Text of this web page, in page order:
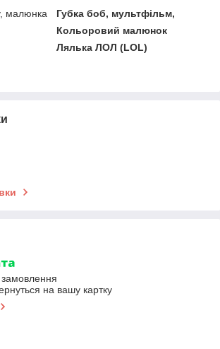
малюнка
Губка боб, мультфільм,
Кольоровий малюнок
Лялька ЛОЛ (LOL)
на вашу картку